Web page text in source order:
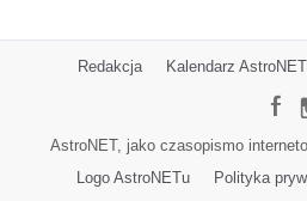
Redakcja Kalendarz
AstroNET, jako czasopismo
Logo AstroNETu
Polityka